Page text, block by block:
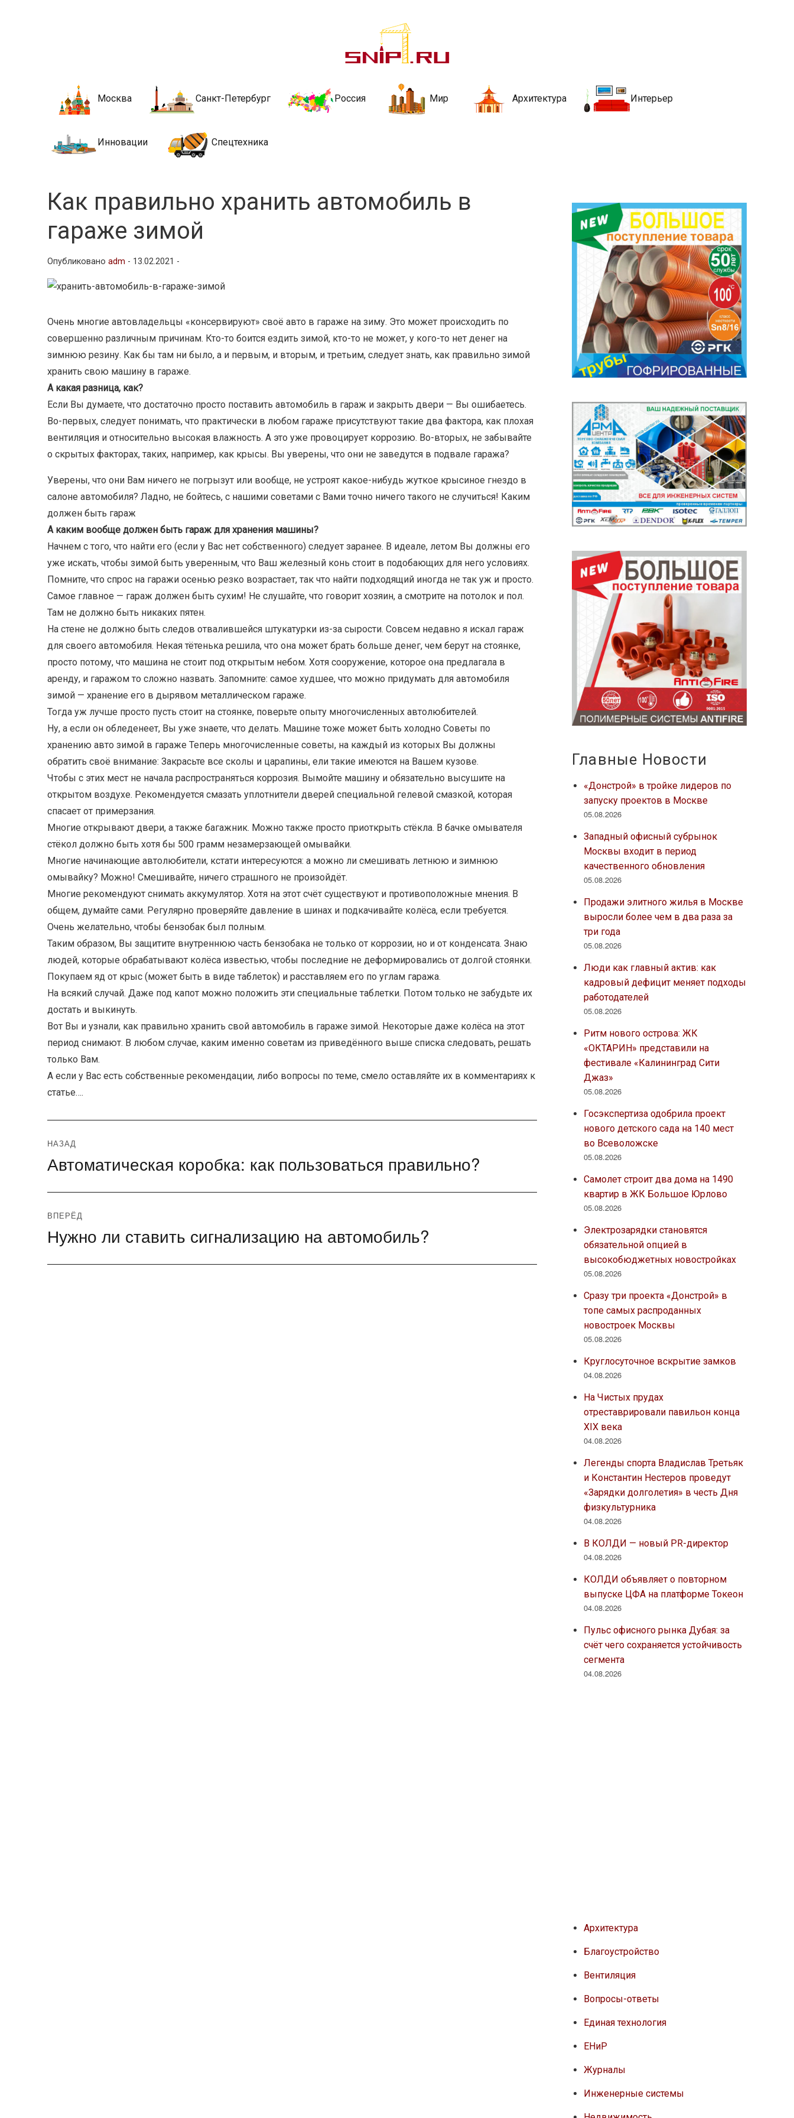
Новости строительства и недвижимости
стройкой рубрики
Москва Санкт-Петербург Россия Мир Архитектура Интерьер
Инновации Спецтехника
Как правильно хранить автомобиль в
гараже зимой
Опубликованоadm - 13.02.2021 -
Очень многие автовладельцы «консервируют» своё авто в гараже на зиму. Это может происходить по
совершенно различным причинам. Кто-то боится ездить зимой, кто-то не может, у кого-то нет денег на
зимнюю резину. Как бы там ни было, а и первым, и вторым, и третьим, следует знать, как правильно зимой
хранить свою машину в гараже.
А какая разница, как?
Если Вы думаете, что достаточно просто поставить автомобиль в гараж и закрыть двери — Вы ошибаетесь.
Во-первых, следует понимать, что практически в любом гараже присутствуют такие два фактора, как плохая
вентиляция и относительно высокая влажность. А это уже провоцирует коррозию. Во-вторых, не забывайте
о скрытых факторах, таких, например, как крысы. Вы уверены, что они не заведутся в подвале гаража?
Уверены, что они Вам ничего не погрызут или вообще, не устроят какое-нибудь жуткое крысиное гнездо в
салоне автомобиля? Ладно, не бойтесь, с нашими советами с Вами точно ничего такого не случиться! Каким
должен быть гараж
А каким вообще должен быть гараж для хранения машины?
Начнем с того, что найти его (если у Вас нет собственного) следует заранее. В идеале, летом Вы должны его
уже искать, чтобы зимой быть уверенным, что Ваш железный конь стоит в подобающих для него условиях.
Помните, что спрос на гаражи осенью резко возрастает, так что найти подходящий иногда не так уж и просто.
Самое главное — гараж должен быть сухим! Не слушайте, что говорит хозяин, а смотрите на потолок и пол.
Там не должно быть никаких пятен.
На стене не должно быть следов отвалившейся штукатурки из-за сырости. Совсем недавно я искал гараж
для своего автомобиля. Некая тётенька решила, что она может брать больше денег, чем берут на стоянке,
просто потому, что машина не стоит под открытым небом. Хотя сооружение, которое она предлагала в
аренду, и гаражом то сложно назвать. Запомните: самое худшее, что можно придумать для автомобиля
зимой — хранение его в дырявом металлическом гараже.
Тогда уж лучше просто пусть стоит на стоянке, поверьте опыту многочисленных автолюбителей.
Ну, а если он обледенеет, Вы уже знаете, что делать. Машине тоже может быть холодно Советы по
хранению авто зимой в гараже Теперь многочисленные советы, на каждый из которых Вы должны
обратить своё внимание: Закрасьте все сколы и царапины, ели такие имеются на Вашем кузове.
Чтобы с этих мест не начала распространяться коррозия. Вымойте машину и обязательно высушите на
открытом воздухе. Рекомендуется смазать уплотнители дверей специальной гелевой смазкой, которая
спасает от примерзания.
Многие открывают двери, а также багажник. Можно также просто приоткрыть стёкла. В бачке омывателя
стёкол должно быть хотя бы 500 грамм незамерзающей омывайки.
Многие начинающие автолюбители, кстати интересуются: а можно ли смешивать летнюю и зимнюю
омывайку? Можно! Смешивайте, ничего страшного не произойдёт.
Многие рекомендуют снимать аккумулятор. Хотя на этот счёт существуют и противоположные мнения. В
общем, думайте сами. Регулярно проверяйте давление в шинах и подкачивайте колёса, если требуется.
Очень желательно, чтобы бензобак был полным.
Таким образом, Вы защитите внутреннюю часть бензобака не только от коррозии, но и от конденсата. Знаю
людей, которые обрабатывают колёса известью, чтобы последние не деформировались от долгой стоянки.
Покупаем яд от крыс (может быть в виде таблеток) и расставляем его по углам гаража.
На всякий случай. Даже под капот можно положить эти специальные таблетки. Потом только не забудьте их
достать и выкинуть.
Вот Вы и узнали, как правильно хранить свой автомобиль в гараже зимой. Некоторые даже колёса на этот
период снимают. В любом случае, каким именно советам из приведённого выше списка следовать, решать
только Вам.
А если у Вас есть собственные рекомендации, либо вопросы по теме, смело оставляйте их в комментариях к
статье….
Навигация
по
записям
НАЗАД
Предыдущая
Автоматическая коробка: как пользоваться правильно?
ВПЕРЁД
Следующая
запись:
Нужно ли ставить сигнализацию на автомобиль?
Главные Новости
«Донстрой» в тройке лидеров по
запуску проектов в Москве
05.08.2026
Западный офисный субрынок
Москвы входит в период
качественного обновления
05.08.2026
Продажи элитного жилья в Москве
выросли более чем в два раза за
три года
05.08.2026
Люди как главный актив: как
кадровый дефицит меняет подходы
работодателей
05.08.2026
Ритм нового острова: ЖК
«ОКТАРИН» представили на
фестивале «Калининград Сити
Джаз»
05.08.2026
Госэкспертиза одобрила проект
нового детского сада на 140 мест
во Всеволожске
05.08.2026
Самолет строит два дома на 1490
квартир в ЖК Большое Юрлово
05.08.2026
Электрозарядки становятся
обязательной опцией в
высокобюджетных новостройках
05.08.2026
Сразу три проекта «Донстрой» в
топе самых распроданных
новостроек Москвы
05.08.2026
Круглосуточное вскрытие замков
04.08.2026
На Чистых прудах
отреставрировали павильон конца
XIX века
04.08.2026
Легенды спорта Владислав Третьяк
и Константин Нестеров проведут
«Зарядки долголетия» в честь Дня
физкультурника
04.08.2026
В КОЛДИ — новый PR-директор
04.08.2026
КОЛДИ объявляет о повторном
выпуске ЦФА на платформе Токеон
04.08.2026
Пульс офисного рынка Дубая: за
счёт чего сохраняется устойчивость
сегмента
04.08.2026
Архитектура
Благоустройство
Вентиляция
Вопросы-ответы
Единая технология
ЕНиР
Журналы
Инженерные системы